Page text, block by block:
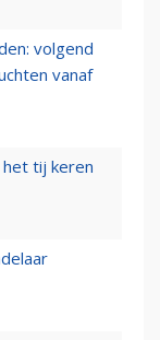
volgend
vanaf
tij keren